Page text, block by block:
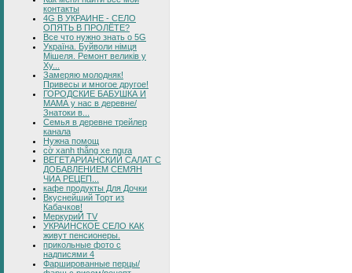
контакты
4G В УКРАИНЕ - СЕЛО
ОПЯТЬ В ПРОЛЁТЕ?
Все что нужно знать о 5G
Україна. Буйволи німця
Мішеля. Ремонт великів у
Ху...
Замеряю молодняк!
Привесы и многое другое!
ГОРОДСКИЕ БАБУШКА И
МАМА у нас в деревне/
Знатоки в...
Семья в деревне трейлер
канала
Нужна помощ
cờ xanh thắng xe ngựa
ВЕГЕТАРИАНСКИЙ САЛАТ С
ДОБАВЛЕНИЕМ СЕМЯН
ЧИА РЕЦЕП...
кафе продукты Для Дочки
Вкуснейший Торт из
Кабачков!
МеркуриЙ TV
УКРАИНСКОЕ СЕЛО КАК
живут пенсионеры.
прикольные фото с
надписями 4
Фаршированные перцы/